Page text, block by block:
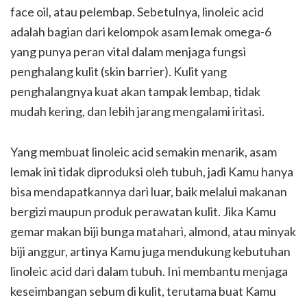
face oil, atau pelembap. Sebetulnya, linoleic acid
adalah bagian dari kelompok asam lemak omega-6
yang punya peran vital dalam menjaga fungsi
penghalang kulit (skin barrier). Kulit yang
penghalangnya kuat akan tampak lembap, tidak
mudah kering, dan lebih jarang mengalami iritasi.
Yang membuat linoleic acid semakin menarik, asam
lemak ini tidak diproduksi oleh tubuh, jadi Kamu hanya
bisa mendapatkannya dari luar, baik melalui makanan
bergizi maupun produk perawatan kulit. Jika Kamu
gemar makan biji bunga matahari, almond, atau minyak
biji anggur, artinya Kamu juga mendukung kebutuhan
linoleic acid dari dalam tubuh. Ini membantu menjaga
keseimbangan sebum di kulit, terutama buat Kamu